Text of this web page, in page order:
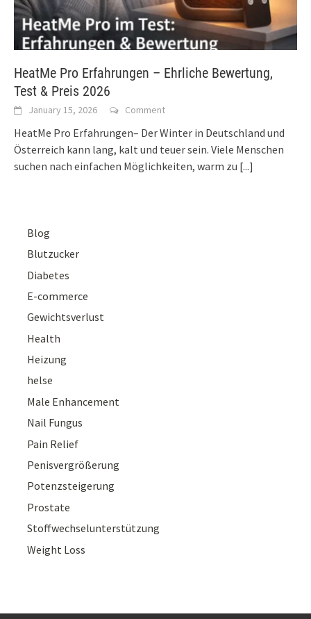
HeatMe Pro Erfahrungen – Ehrliche Bewertung,
Test & Preis 2026
January 15, 2026 Comment
HeatMe Pro Erfahrungen– Der Winter in Deutschland und
Österreich kann lang, kalt und teuer sein. Viele Menschen
suchen nach einfachen Möglichkeiten, warm zu [...]
Blog
Blutzucker
Diabetes
E-commerce
Gewichtsverlust
Health
Heizung
helse
Male Enhancement
Nail Fungus
Pain Relief
Penisvergrößerung
Potenzsteigerung
Prostate
Stoffwechselunterstützung
Weight Loss